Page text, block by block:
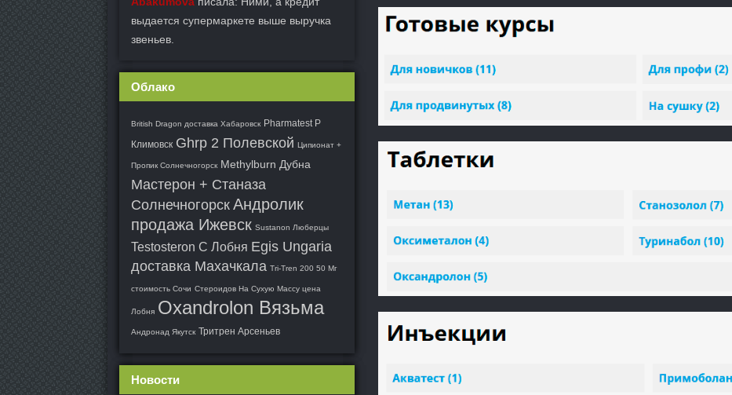
выдается супермаркете выше выручка
звеньев.
Облако
British Dragon доставка Хабаровск Pharmatest P
Климовск Ghrp 2 Полевской Ципионат +
Пропик Солнечногорск Methylburn Дубна
Мастерон + Станаза
Солнечногорск Андролик
продажа Ижевск Sustanon Люберцы
Testosteron C Лобня Egis Ungaria
доставка Махачкала Tri-Tren 200 50 Мг
стоимость Сочи Стероидов На Сухую Массу цена
Лобня Oxandrolon Вязьма
Андронад Якутск Тритрен Арсеньев
Новости